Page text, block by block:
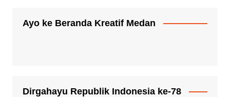
Ayo ke Beranda Kreatif Medan
Dirgahayu Republik Indonesia ke-78